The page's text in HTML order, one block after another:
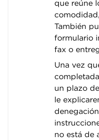
que reúne
También
formulario
fax o
Una vez
un plazo
le
no está de